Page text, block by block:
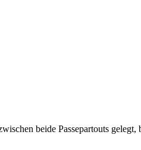
beide Passepartouts gelegt,